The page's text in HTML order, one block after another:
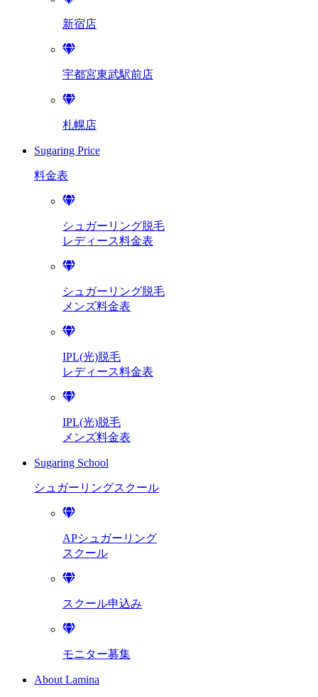
新宿店
宇都宮東武駅前店
札幌店
Sugaring Price
料金表
シュガーリング脱毛
レディース料金表
シュガーリング脱毛
メンズ料金表
IPL(光)脱毛
レディース料金表
IPL(光)脱毛
メンズ料金表
Sugaring School
シュガーリングスクール
APシュガーリング
スクール
スクール申込み
モニター募集
About Lamina